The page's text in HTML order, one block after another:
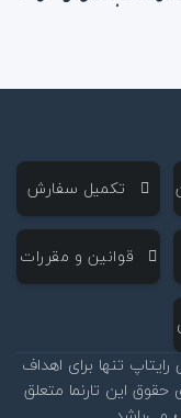
‌ تکمیل سفارش
‌ قوانین و مقررات
تنها برای اهداف
این تارنما متعلق